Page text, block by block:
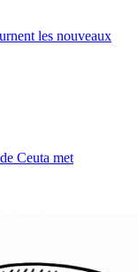
les nouveaux
Ceuta met